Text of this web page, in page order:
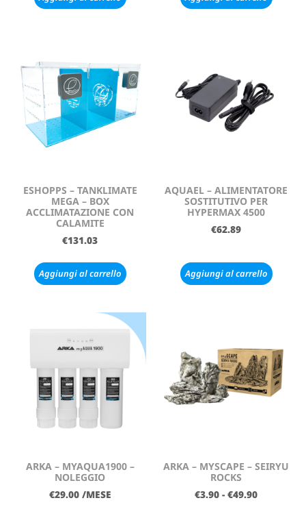
ESHOPPS – TANKLIMATE
MEGA – BOX
ACCLIMATAZIONE CON
CALAMITE
€131.03
Aggiungi al carrello
AQUAEL – ALIMENTATORE
SOSTITUTIVO PER
HYPERMAX 4500
€62.89
Aggiungi al carrello
ARKA – MYAQUA1900 –
NOLEGGIO
€29.00 /MESE
ARKA – MYSCAPE – SEIRYU
ROCKS
€3.90 - €49.90